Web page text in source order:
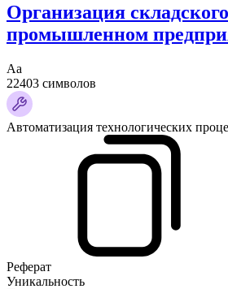
Организация
промышленном
Аа
22403 символов
Автоматизация технологических
Реферат
Уникальность